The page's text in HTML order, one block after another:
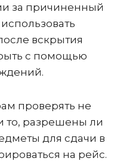
за причиненный
вскрытия
с помощью
проверять не
то, разрешены ли
для сдачи в
на рейс.